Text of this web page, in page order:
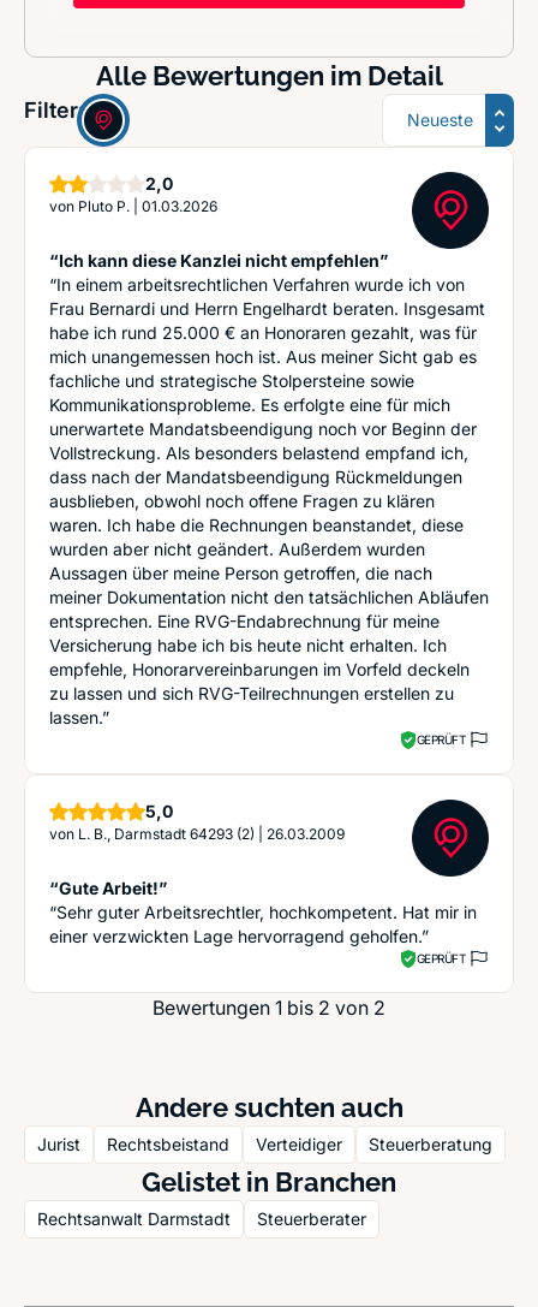
Alle Bewertungen im Detail
Filter: Sortierung
2,0Sterne
von Pluto P. 01.03.2026
“Ich kann diese Kanzlei nicht empfehlen”
“In einem arbeitsrechtlichen Verfahren wurde ich von
Frau Bernardi und Herrn Engelhardt beraten. Insgesamt
habe ich rund 25.000 € an Honoraren gezahlt, was für
mich unangemessen hoch ist. Aus meiner Sicht gab es
fachliche und strategische Stolpersteine sowie
Kommunikationsprobleme. Es erfolgte eine für mich
unerwartete Mandatsbeendigung noch vor Beginn der
Vollstreckung. Als besonders belastend empfand ich,
dass nach der Mandatsbeendigung Rückmeldungen
ausblieben, obwohl noch offene Fragen zu klären
waren. Ich habe die Rechnungen beanstandet, diese
wurden aber nicht geändert. Außerdem wurden
Aussagen über meine Person getroffen, die nach
meiner Dokumentation nicht den tatsächlichen Abläufen
entsprechen. Eine RVG-Endabrechnung für meine
Versicherung habe ich bis heute nicht erhalten. Ich
empfehle, Honorarvereinbarungen im Vorfeld deckeln
zu lassen und sich RVG-Teilrechnungen erstellen zu
lassen.”
GEPRÜFT
5,0Sterne
von L. B., Darmstadt 64293 (2) 26.03.2009
“Gute Arbeit!”
“Sehr guter Arbeitsrechtler, hochkompetent. Hat mir in
einer verzwickten Lage hervorragend geholfen.”
GEPRÜFT
Bewertungen 1 bis 2 von 2
Andere suchten auch
Jurist Rechtsbeistand Verteidiger Steuerberatung
Gelistet in Branchen
Rechtsanwalt Darmstadt Steuerberater